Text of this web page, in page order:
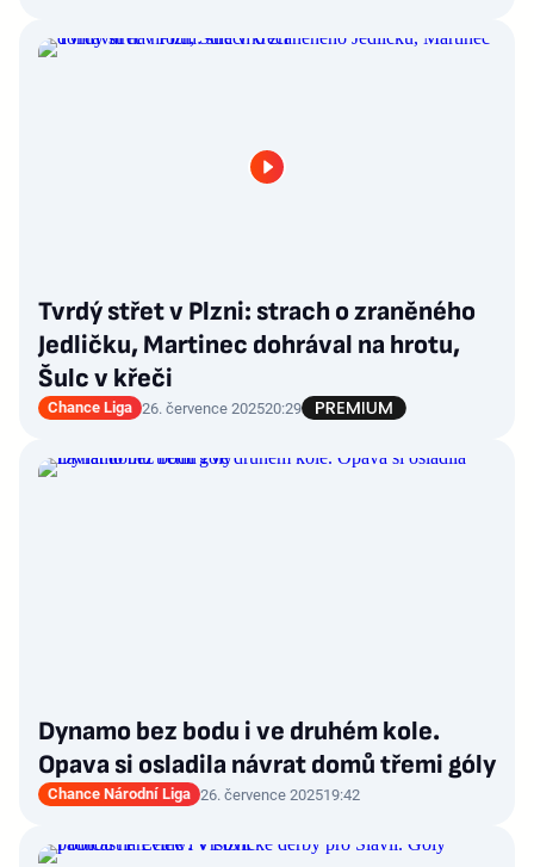
Tvrdý střet v Plzni: strach o zraněného
Jedličku, Martinec dohrával na hrotu,
Šulc v křeči
Chance Liga 26. července 202520:29
Dynamo bez bodu i ve druhém kole.
Opava si osladila návrat domů třemi góly
Chance Národní Liga 26. července 202519:42